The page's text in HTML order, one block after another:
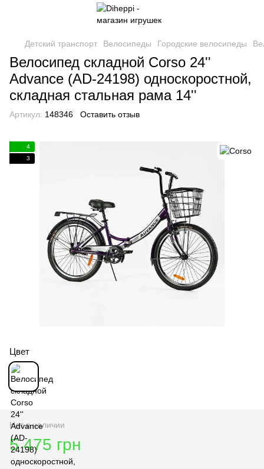
Детский транспорт Велосипеды Городские велосипеды
Велосипед складной Corso 24''
Advance (AD-24198) односкоростной,
складная стальная рама 14''
Артикул: 148346 Оставить отзыв
4
3
Цвет
Нет в наличии
5 475 грн